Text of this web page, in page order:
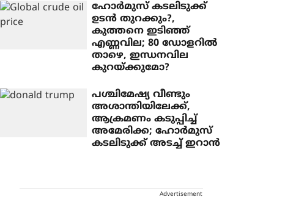
ഹോര്‍മുസ് കടലിടുക്ക്
ഉടന്‍ തുറക്കും?,
കുത്തനെ ഇടിഞ്ഞ്
എണ്ണവില; 80 ഡോളറില്‍
താഴെ, ഇന്ധനവില
കുറയ്ക്കുമോ?
പശ്ചിമേഷ്യ വീണ്ടും
അശാന്തിയിലേക്ക്,
ആക്രമണം കടുപ്പിച്ച്
അമേരിക്ക; ഹോര്‍മുസ്
കടലിടുക്ക് അടച്ച് ഇറാന്‍
Advertisement